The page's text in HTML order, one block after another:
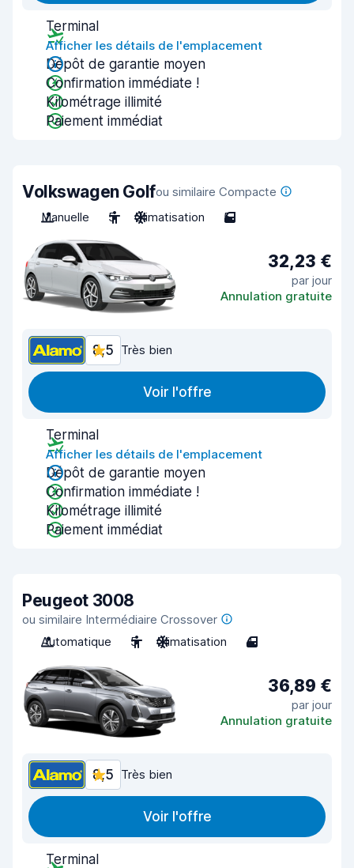
Terminal
Afficher les détails de l'emplacement
Dépôt de garantie moyen
Confirmation immédiate !
Kilométrage illimité
Paiement immédiat
Volkswagen Golfou similaire Compacte
Manuelle
5 Climatisation 5
32,23 €
par jour
Annulation gratuite
8,5 Très bien
Voir l'offre
Terminal
Afficher les détails de l'emplacement
Dépôt de garantie moyen
Confirmation immédiate !
Kilométrage illimité
Paiement immédiat
Peugeot 3008
ou similaire Intermédiaire Crossover
Automatique
5 Climatisation 4
36,89 €
par jour
Annulation gratuite
8,5 Très bien
Voir l'offre
Terminal